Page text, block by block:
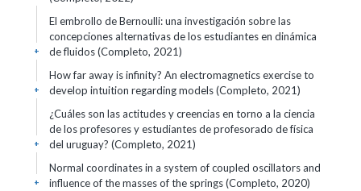
El embrollo de Bernoulli: una investigación sobre las
concepciones alternativas de los estudiantes en dinámica
de fluidos (Completo, 2021)
+
How far away is infinity? An electromagnetics exercise to
develop intuition regarding models (Completo, 2021)
+
¿Cuáles son las actitudes y creencias en torno a la ciencia
de los profesores y estudiantes de profesorado de física
del uruguay? (Completo, 2021)
+
Normal coordinates in a system of coupled oscillators and
influence of the masses of the springs (Completo, 2020)
+